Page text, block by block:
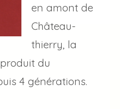
en amont de
Château-
thierry, la
du
4 générations.